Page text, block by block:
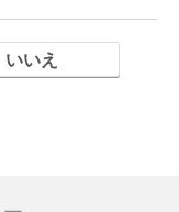
いいえ